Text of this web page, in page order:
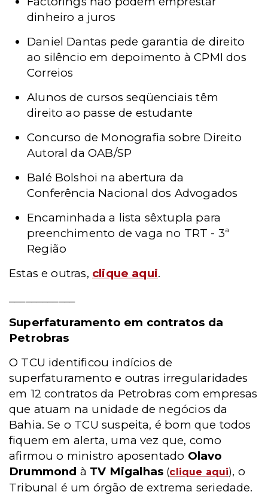
dinheiro a juros
Daniel Dantas pede garantia de direito
ao silêncio em depoimento à CPMI dos
Correios
Alunos de cursos seqüenciais têm
direito ao passe de estudante
Concurso de Monografia sobre Direito
Autoral da OAB/SP
Balé Bolshoi na abertura da
Conferência Nacional dos Advogados
Encaminhada a lista sêxtupla para
preenchimento de vaga no TRT - 3ª
Região
Estas e outras, clique aqui.
Superfaturamento em contratos da
Petrobras
O TCU identificou indícios de
superfaturamento e outras irregularidades
em 12 contratos da Petrobras com empresas
que atuam na unidade de negócios da
Bahia. Se o TCU suspeita, é bom que todos
fiquem em alerta, uma vez que, como
afirmou o ministro aposentado Olavo
Drummond à TV Migalhas (clique aqui), o
Tribunal é um órgão de extrema seriedade.